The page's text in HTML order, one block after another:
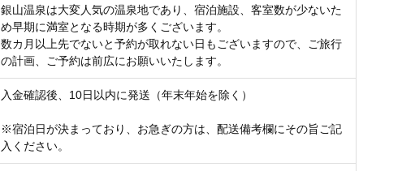
銀山温泉は大変人気の温泉地であり、宿泊施設、客室数が少ないた
め早期に満室となる時期が多くございます。
数カ月以上先でないと予約が取れない日もございますので、ご旅行
の計画、ご予約は前広にお願いいたします。
入金確認後、10日以内に発送（年末年始を除く）
※宿泊日が決まっており、お急ぎの方は、配送備考欄にその旨ご記
入ください。